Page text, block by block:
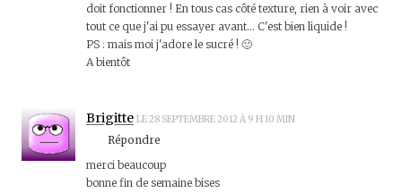
doit fonctionner ! En tous cas côté texture, rien à voir avec
tout ce que j'ai pu essayer avant… C'est bien liquide !
PS : mais moi j'adore le sucré ! 🙂
A bientôt
Brigitte LE 28 SEPTEMBRE 2012 À 9 H 10 MIN
Répondre
merci beaucoup
bonne fin de semaine bises